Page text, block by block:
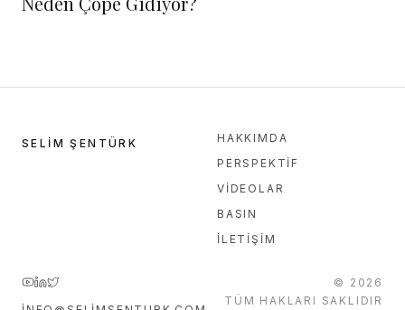
SELIM ŞENTÜRK
HAKKIMDA
PERSPEKTIF
VIDEOLAR
BASIN
İLETIŞIM
© 2026
TÜM HAKLARI SAKLIDIR